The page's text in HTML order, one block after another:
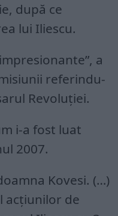
după ce
lui Iliescu.
a
referindu-
Revoluției.
i-a fost luat
2007.
Kovesi. (…)
acțiunilor de